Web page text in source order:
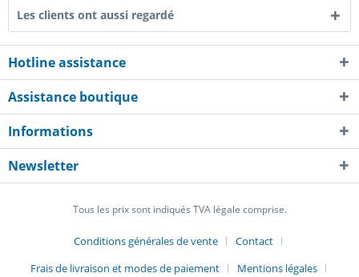
Les clients ont aussi regardé
Hotline assistance
Assistance boutique
Informations
Newsletter
Tous les prix sont indiqués TVA légale comprise.
Conditions générales de vente
Contact
Frais de livraison et modes de paiement
Mentions légales